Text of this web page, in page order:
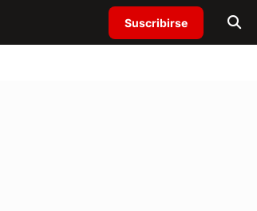
Suscribirse